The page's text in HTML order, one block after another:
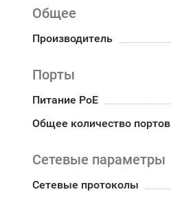
Общее
Производитель
Порты
Питание PoE
Общее количество портов
Сетевые параметры
Сетевые протоколы